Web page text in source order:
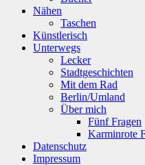
Nähen
Taschen
Künstlerisch
Unterwegs
Lecker
Stadtgeschichten
Mit dem Rad
Berlin/Umland
Über mich
Fünf Fragen
Karminrote
Datenschutz
Impressum